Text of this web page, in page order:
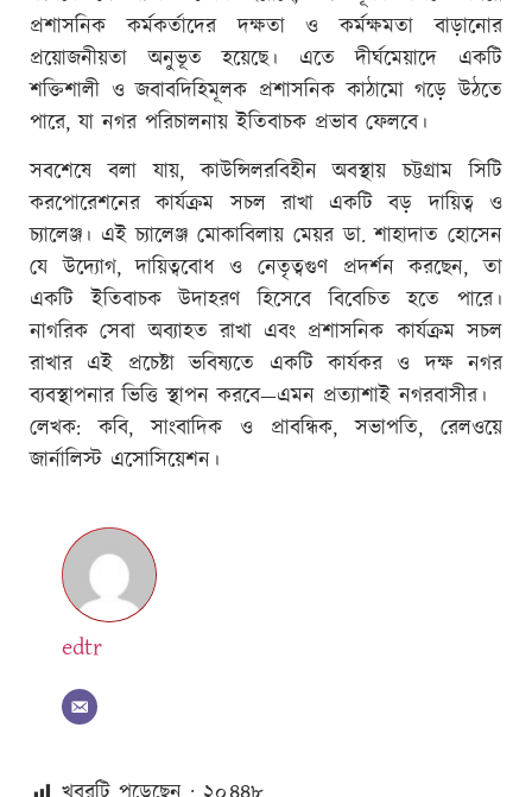
প্রশাসনিক কর্মকর্তাদের দক্ষতা ও কর্মক্ষমতা বাড়ানোর
প্রয়োজনীয়তা অনুভূত হয়েছে। এতে দীর্ঘমেয়াদে একটি
শক্তিশালী ও জবাবদিহিমূলক প্রশাসনিক কাঠামো গড়ে উঠতে
পারে, যা নগর পরিচালনায় ইতিবাচক প্রভাব ফেলবে।
সবশেষে বলা যায়, কাউন্সিলরবিহীন অবস্থায় চট্টগ্রাম সিটি
করপোরেশনের কার্যক্রম সচল রাখা একটি বড় দায়িত্ব ও
চ্যালেঞ্জ। এই চ্যালেঞ্জ মোকাবিলায় মেয়র ডা. শাহাদাত হোসেন
যে উদ্যোগ, দায়িত্ববোধ ও নেতৃত্বগুণ প্রদর্শন করছেন, তা
একটি ইতিবাচক উদাহরণ হিসেবে বিবেচিত হতে পারে।
নাগরিক সেবা অব্যাহত রাখা এবং প্রশাসনিক কার্যক্রম সচল
রাখার এই প্রচেষ্টা ভবিষ্যতে একটি কার্যকর ও দক্ষ নগর
ব্যবস্থাপনার ভিত্তি স্থাপন করবে—এমন প্রত্যাশাই নগরবাসীর।
লেখক: কবি, সাংবাদিক ও প্রাবন্ধিক, সভাপতি, রেলওয়ে
জার্নালিস্ট এসোসিয়েশন।
edtr